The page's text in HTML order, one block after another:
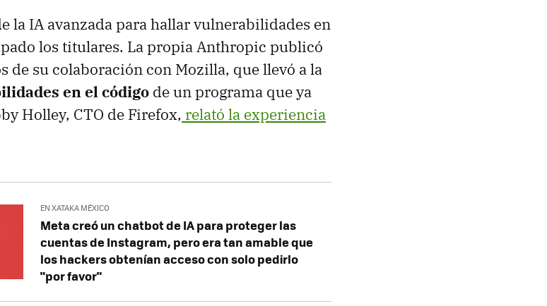
la IA avanzada para hallar vulnerabilidades en
los titulares. La propia Anthropic publicó
de su colaboración con Mozilla, que llevó a la
en el código de un programa que ya
Holley, CTO de Firefox, relató la experiencia
EN XATAKA MÉXICO
Meta creó un chatbot de IA para proteger las
cuentas de Instagram, pero era tan amable que
los hackers obtenían acceso con solo pedirlo
"por favor"